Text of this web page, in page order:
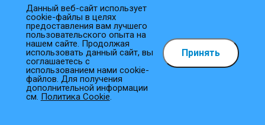
применяются и операционные светильники,
обеспечивающие яркий и направленный поток света
на нужную область. Они особенно важны при
хирургических вмешательствах и требовательных
манипуляциях в сфере стоматологии.
Выбор правильного осветительного оборудования —
Данный веб-сайт использует
cookie-файлы в целях
предоставления вам лучшего
пользовательского опыта на
нашем сайте. Продолжая
использовать данный сайт, вы
соглашаетесь с
использованием нами cookie-
файлов. Для получения
дополнительной информации
см. Политика Cookie.
Принять